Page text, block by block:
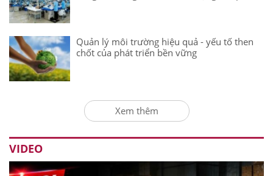
Quản lý môi trường hiệu quả - yếu tố then
chốt của phát triển bền vững
Xem thêm
VIDEO